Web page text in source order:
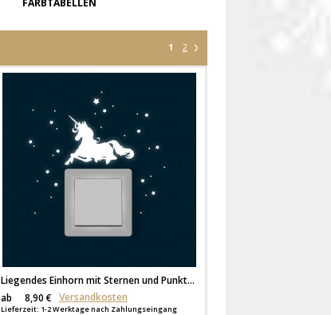
FARBTABELLEN
1 2
Liegendes Einhorn mit Sternen und Punkten fluoreszierend M1620
ab
8,90 € Versandkosten
Lieferzeit: 1-2 Werktage nach Zahlungseingang